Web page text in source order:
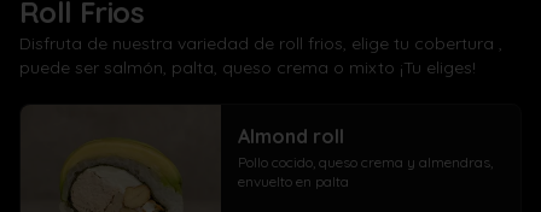
envuelto en queso
10 Camarón, cebollín, queso crema
Roll Frios
Disfruta de nuestra variedad de roll frios, elige tu cobertura ,
puede ser salmón, palta, queso crema o mixto ¡Tu eliges!
Almond roll
Pollo cocido, queso crema y almendras,
envuelto en palta